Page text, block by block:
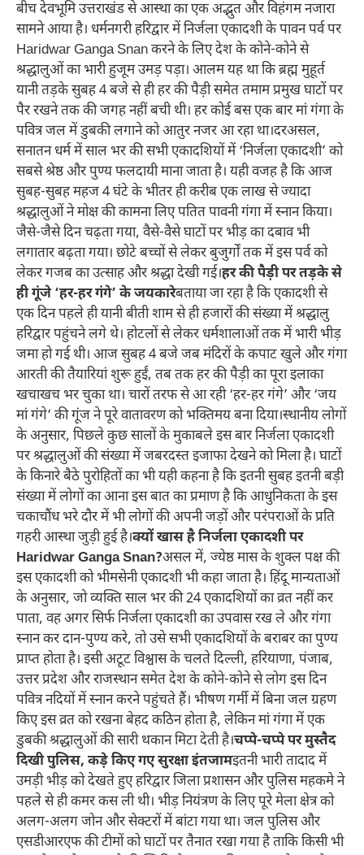
बीच देवभूमि उत्तराखंड से आस्था का एक अद्भुत और विहंगम नजारा
सामने आया है। धर्मनगरी हरिद्वार में निर्जला एकादशी के पावन पर्व पर
Haridwar Ganga Snan करने के लिए देश के कोने-कोने से
श्रद्धालुओं का भारी हुजूम उमड़ पड़ा। आलम यह था कि ब्रह्म मुहूर्त
यानी तड़के सुबह 4 बजे से ही हर की पैड़ी समेत तमाम प्रमुख घाटों पर
पैर रखने तक की जगह नहीं बची थी। हर कोई बस एक बार मां गंगा के
पवित्र जल में डुबकी लगाने को आतुर नजर आ रहा था।दरअसल,
सनातन धर्म में साल भर की सभी एकादशियों में ‘निर्जला एकादशी’ को
सबसे श्रेष्ठ और पुण्य फलदायी माना जाता है। यही वजह है कि आज
सुबह-सुबह महज 4 घंटे के भीतर ही करीब एक लाख से ज्यादा
श्रद्धालुओं ने मोक्ष की कामना लिए पतित पावनी गंगा में स्नान किया।
जैसे-जैसे दिन चढ़ता गया, वैसे-वैसे घाटों पर भीड़ का दबाव भी
लगातार बढ़ता गया। छोटे बच्चों से लेकर बुजुर्गों तक में इस पर्व को
लेकर गजब का उत्साह और श्रद्धा देखी गई।हर की पैड़ी पर तड़के से
ही गूंजे ‘हर-हर गंगे’ के जयकारेबताया जा रहा है कि एकादशी से
एक दिन पहले ही यानी बीती शाम से ही हजारों की संख्या में श्रद्धालु
हरिद्वार पहुंचने लगे थे। होटलों से लेकर धर्मशालाओं तक में भारी भीड़
जमा हो गई थी। आज सुबह 4 बजे जब मंदिरों के कपाट खुले और गंगा
आरती की तैयारियां शुरू हुईं, तब तक हर की पैड़ी का पूरा इलाका
खचाखच भर चुका था। चारों तरफ से आ रही ‘हर-हर गंगे’ और ‘जय
मां गंगे’ की गूंज ने पूरे वातावरण को भक्तिमय बना दिया।स्थानीय लोगों
के अनुसार, पिछले कुछ सालों के मुकाबले इस बार निर्जला एकादशी
पर श्रद्धालुओं की संख्या में जबरदस्त इजाफा देखने को मिला है। घाटों
के किनारे बैठे पुरोहितों का भी यही कहना है कि इतनी सुबह इतनी बड़ी
संख्या में लोगों का आना इस बात का प्रमाण है कि आधुनिकता के इस
चकाचौंध भरे दौर में भी लोगों की अपनी जड़ों और परंपराओं के प्रति
गहरी आस्था जुड़ी हुई है।क्यों खास है निर्जला एकादशी पर
Haridwar Ganga Snan?असल में, ज्येष्ठ मास के शुक्ल पक्ष की
इस एकादशी को भीमसेनी एकादशी भी कहा जाता है। हिंदू मान्यताओं
के अनुसार, जो व्यक्ति साल भर की 24 एकादशियों का व्रत नहीं कर
पाता, वह अगर सिर्फ निर्जला एकादशी का उपवास रख ले और गंगा
स्नान कर दान-पुण्य करे, तो उसे सभी एकादशियों के बराबर का पुण्य
प्राप्त होता है। इसी अटूट विश्वास के चलते दिल्ली, हरियाणा, पंजाब,
उत्तर प्रदेश और राजस्थान समेत देश के कोने-कोने से लोग इस दिन
पवित्र नदियों में स्नान करने पहुंचते हैं। भीषण गर्मी में बिना जल ग्रहण
किए इस व्रत को रखना बेहद कठिन होता है, लेकिन मां गंगा में एक
डुबकी श्रद्धालुओं की सारी थकान मिटा देती है।चप्पे-चप्पे पर मुस्तैद
दिखी पुलिस, कड़े किए गए सुरक्षा इंतजामइतनी भारी तादाद में
उमड़ी भीड़ को देखते हुए हरिद्वार जिला प्रशासन और पुलिस महकमे ने
पहले से ही कमर कस ली थी। भीड़ नियंत्रण के लिए पूरे मेला क्षेत्र को
अलग-अलग जोन और सेक्टरों में बांटा गया था। जल पुलिस और
एसडीआरएफ की टीमों को घाटों पर तैनात रखा गया है ताकि किसी भी